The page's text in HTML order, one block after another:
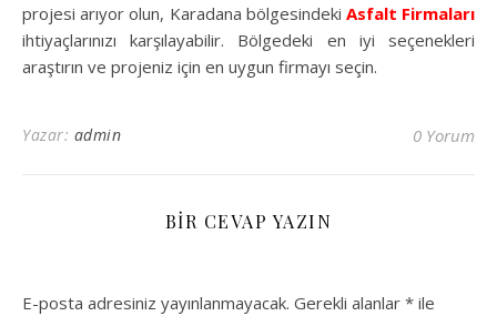
projesi arıyor olun, Karadana bölgesindeki Asfalt Firmaları
ihtiyaçlarınızı karşılayabilir. Bölgedeki en iyi seçenekleri
araştırın ve projeniz için en uygun firmayı seçin.
Yazar: admin 0 Yorum
BIR CEVAP YAZIN
E-posta adresiniz yayınlanmayacak. Gerekli alanlar * ile